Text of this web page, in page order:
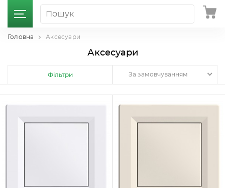
Головна Аксесуари
Аксесуари
Фільтри За замовчуванням